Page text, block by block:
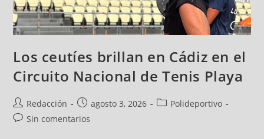
Los ceutíes brillan en Cádiz en el
Circuito Nacional de Tenis Playa
Redacción agosto 3, 2026
Polideportivo
Sin comentarios